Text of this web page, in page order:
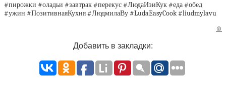
#пирожки #оладьи #завтрак #перекус #ЛюдаИзиКук #еда #обед
#ужин #ПозитивнаяКухня #ЛюдмилаВу #LudaEasyCook #liudmylavu
©
Добавить в закладки: